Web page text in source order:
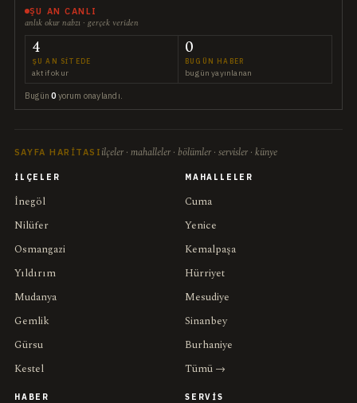
ŞU AN CANLI
anlık okur nabzı · gerçek veriden
4
ŞU AN SITEDE
aktif okur
0
BUGÜN HABER
bugün yayınlanan
Bugün0 yorum onaylandı.
SAYFA HARITASI ilçeler · mahalleler · bölümler · servisler · künye
İLÇELER
İnegöl
Nilüfer
Osmangazi
Yıldırım
Mudanya
Gemlik
Gürsu
Kestel
MAHALLELER
Cuma
Yenice
Kemalpaşa
Hürriyet
Mesudiye
Sinanbey
Burhaniye
Tümü →
HABER SERVIS